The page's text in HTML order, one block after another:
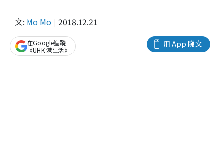
文: Mo Mo 2018.12.21
用 App 睇文
在Google追蹤
《UHK 港生活》